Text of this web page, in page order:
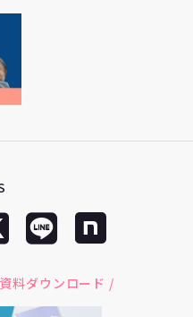
料ダウンロード /